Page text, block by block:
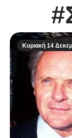
Κυριακή 14